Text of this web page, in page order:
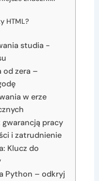
HTML?
studia -
od zera –
w erze
gwarancją pracy
i zatrudnienie
Klucz do
Python – odkryj